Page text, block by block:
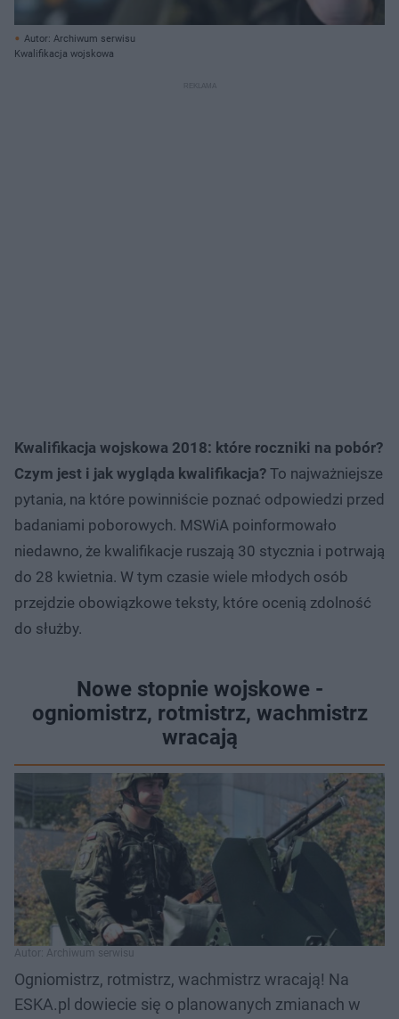
Autor: Archiwum serwisu
Kwalifikacja wojskowa
Kwalifikacja wojskowa 2018: które roczniki na pobór?
Czym jest i jak wygląda kwalifikacja? To najważniejsze
pytania, na które powinniście poznać odpowiedzi przed
badaniami poborowych. MSWiA poinformowało
niedawno, że kwalifikacje ruszają 30 stycznia i potrwają
do 28 kwietnia. W tym czasie wiele młodych osób
przejdzie obowiązkowe teksty, które ocenią zdolność
do służby.
Nowe stopnie wojskowe -
ogniomistrz, rotmistrz, wachmistrz
wracają
Autor: Archiwum serwisu
Ogniomistrz, rotmistrz, wachmistrz wracają! Na
ESKA.pl dowiecie się o planowanych zmianach w